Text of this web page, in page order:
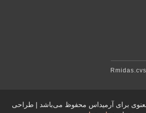
برای آرمیداس محفوظ می‌باشد | طراحی